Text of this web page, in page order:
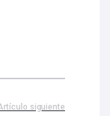
siguiente